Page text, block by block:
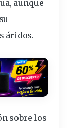
aunque
áridos.
sobre los